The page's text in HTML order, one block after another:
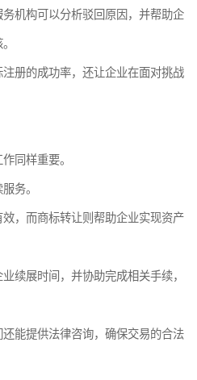
机构可以分析驳回原因，并帮助企
册的成功率，还让企业在面对挑战
同样重要。
务。
，而商标转让则帮助企业实现资产
续展时间，并协助完成相关手续，
能提供法律咨询，确保交易的合法